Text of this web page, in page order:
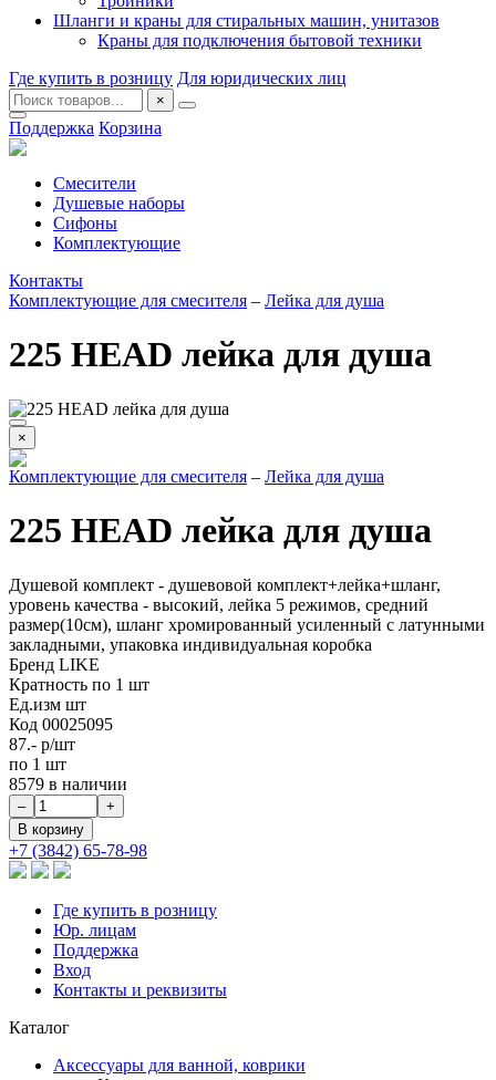
Шланги и краны для стиральных машин, унитазов
Краны для подключения бытовой техники
Где купить в розницу Для юридических лиц
×
Поддержка Корзина
Смесители
Душевые наборы
Сифоны
Комплектующие
Контакты
Комплектующие для смесителя – Лейка для душа
225 HEAD лейка для душа
×
Комплектующие для смесителя – Лейка для душа
225 HEAD лейка для душа
Душевой комплект - душевовой комплект+лейка+шланг,
уровень качества - высокий, лейка 5 режимов, средний
размер(10см), шланг хромированный усиленный с латунными
закладными, упаковка индивидуальная коробка
Бренд LIKE
Кратность по 1 шт
Ед.изм шт
Код 00025095
87.- р/шт
по 1 шт
8579 в наличии
+7 (3842) 65-78-98
Где купить в розницу
Юр. лицам
Поддержка
Вход
Контакты и реквизиты
Каталог
Аксессуары для ванной, коврики